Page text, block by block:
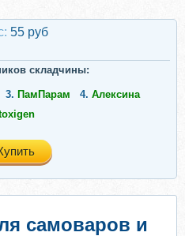
55 руб
складчины:
3. ПамПарам 4. Алексина
самоваров и